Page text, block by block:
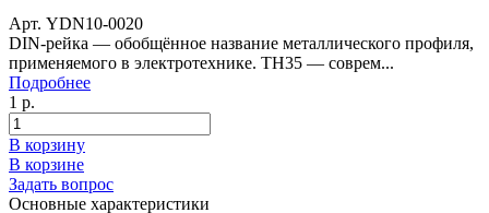
Арт. YDN10-0020
DIN-рейка — обобщённое название металлического профиля,
применяемого в электротехнике. ТН35 — соврем...
Подробнее
1 р.
В корзину
В корзине
Задать вопрос
Основные характеристики